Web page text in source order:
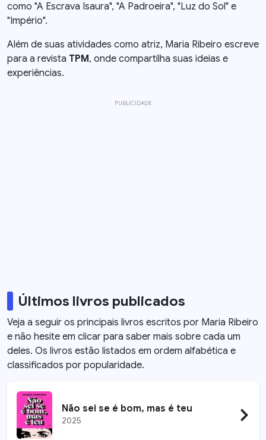
como "A Escrava Isaura", "A Padroeira", "Luz do Sol" e
"Império".
Além de suas atividades como atriz, Maria Ribeiro escreve
para a revista TPM, onde compartilha suas ideias e
experiências.
Últimos livros publicados
Veja a seguir os principais livros escritos por Maria Ribeiro
e não hesite em clicar para saber mais sobre cada um
deles. Os livros estão listados em ordem alfabética e
classificados por popularidade.
Não sei se é bom, mas é teu
2025